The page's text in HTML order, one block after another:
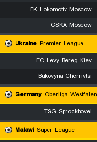
FK Lokomotiv Moscow
CSKA Moscow
Ukraine Premier League
FC Levy Bereg Kiev
Bukovyna Chernivtsi
Germany Oberliga Westfalen
TSG Sprockhovel
Malawi Super League